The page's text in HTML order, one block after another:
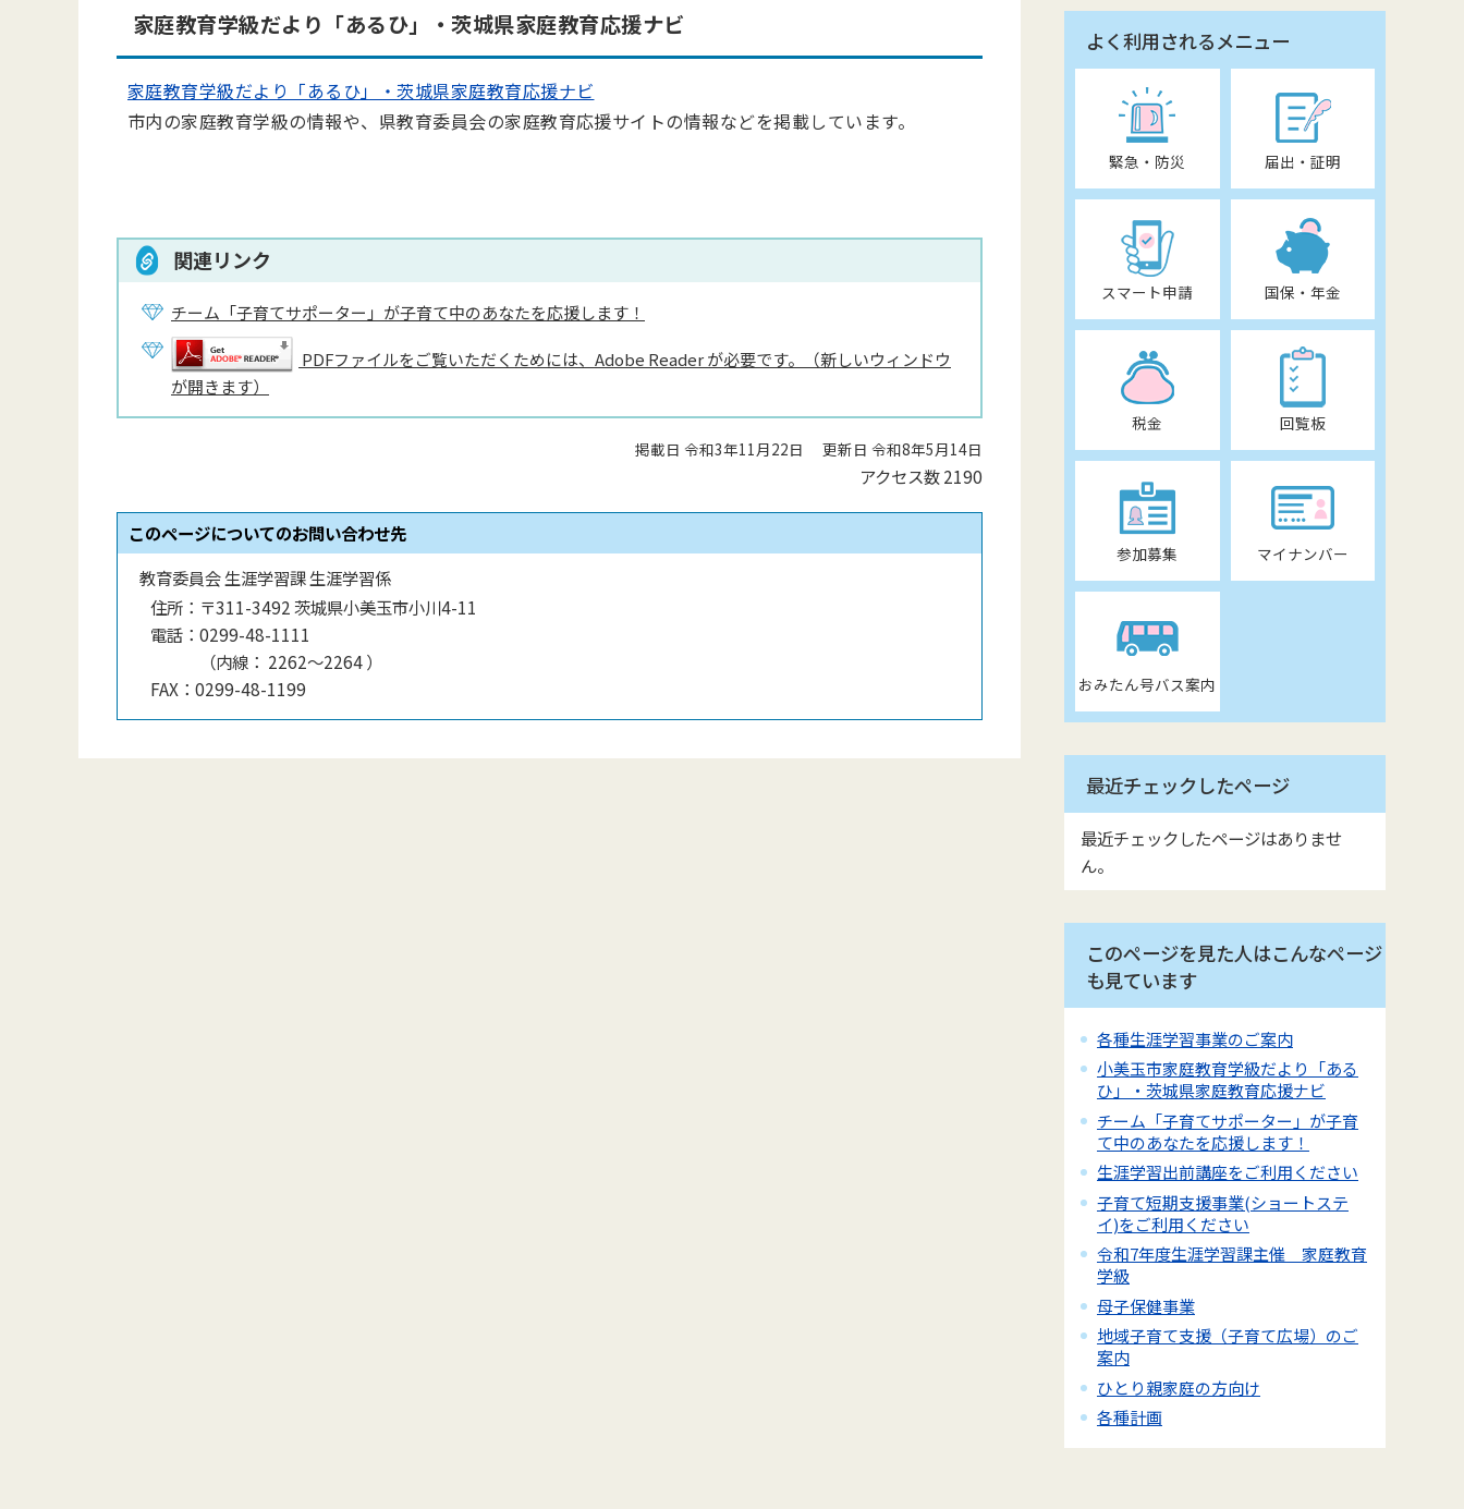
家庭教育学級だより「あるひ」・茨城県家庭教育応援ナビ
家庭教育学級だより「あるひ」・茨城県家庭教育応援ナビ
市内の家庭教育学級の情報や、県教育委員会の家庭教育応援サイトの情報などを掲載しています。
関連リンク
チーム「子育てサポーター」が子育て中のあなたを応援します！
PDFファイルをご覧いただくためには、Adobe Reader が必要です。（新しいウィンドウ
が開きます）
掲載日 令和3年11月22日 更新日 令和8年5月14日
アクセス数2190
このページについてのお問い合わせ先
教育委員会 生涯学習課 生涯学習係
住所： 〒311-3492 茨城県小美玉市小川4-11
電話： 0299-48-1111
（内線 ： 2262～2264）
FAX： 0299-48-1199
よく利用されるメニュー
緊急・防災 届出・証明
スマート申請 国保・年金
税金 回覧板
参加募集 マイナンバー
おみたん号バス案内
最近チェックしたページ
最近チェックしたページはありませ
ん。
このページを見た人はこんなページ
も見ています
各種生涯学習事業のご案内
小美玉市家庭教育学級だより「ある
ひ」・茨城県家庭教育応援ナビ
チーム「子育てサポーター」が子育
て中のあなたを応援します！
生涯学習出前講座をご利用ください
子育て短期支援事業(ショートステ
イ)をご利用ください
令和7年度生涯学習課主催 家庭教育
学級
母子保健事業
地域子育て支援（子育て広場）のご
案内
ひとり親家庭の方向け
各種計画